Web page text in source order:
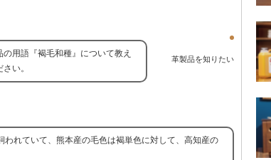
革製品を知りたい
の用語『褐毛和種』について教え
い。
れていて、熊本産の毛色は褐単色に対して、高知産の